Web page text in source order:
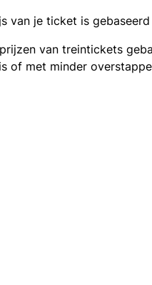
van je ticket is
van treintickets
of met minder